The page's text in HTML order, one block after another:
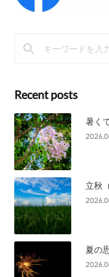
Recent posts
暑く
立秋
夏の